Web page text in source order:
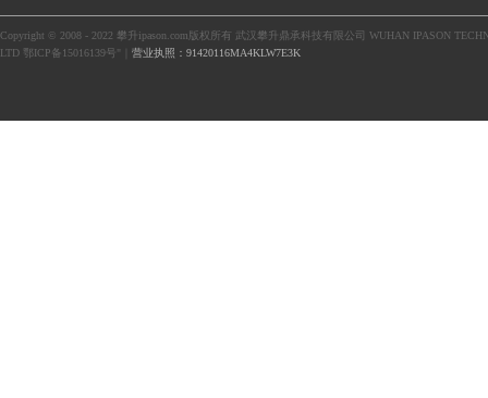
Copyright © 2008 - 2022 攀升ipason.com版权所有 武汉攀升鼎承科技有限公司 WUHAN IPASON
LTD 鄂ICP备15016139号"｜ 营业执照：91420116MA4KLW7E3K